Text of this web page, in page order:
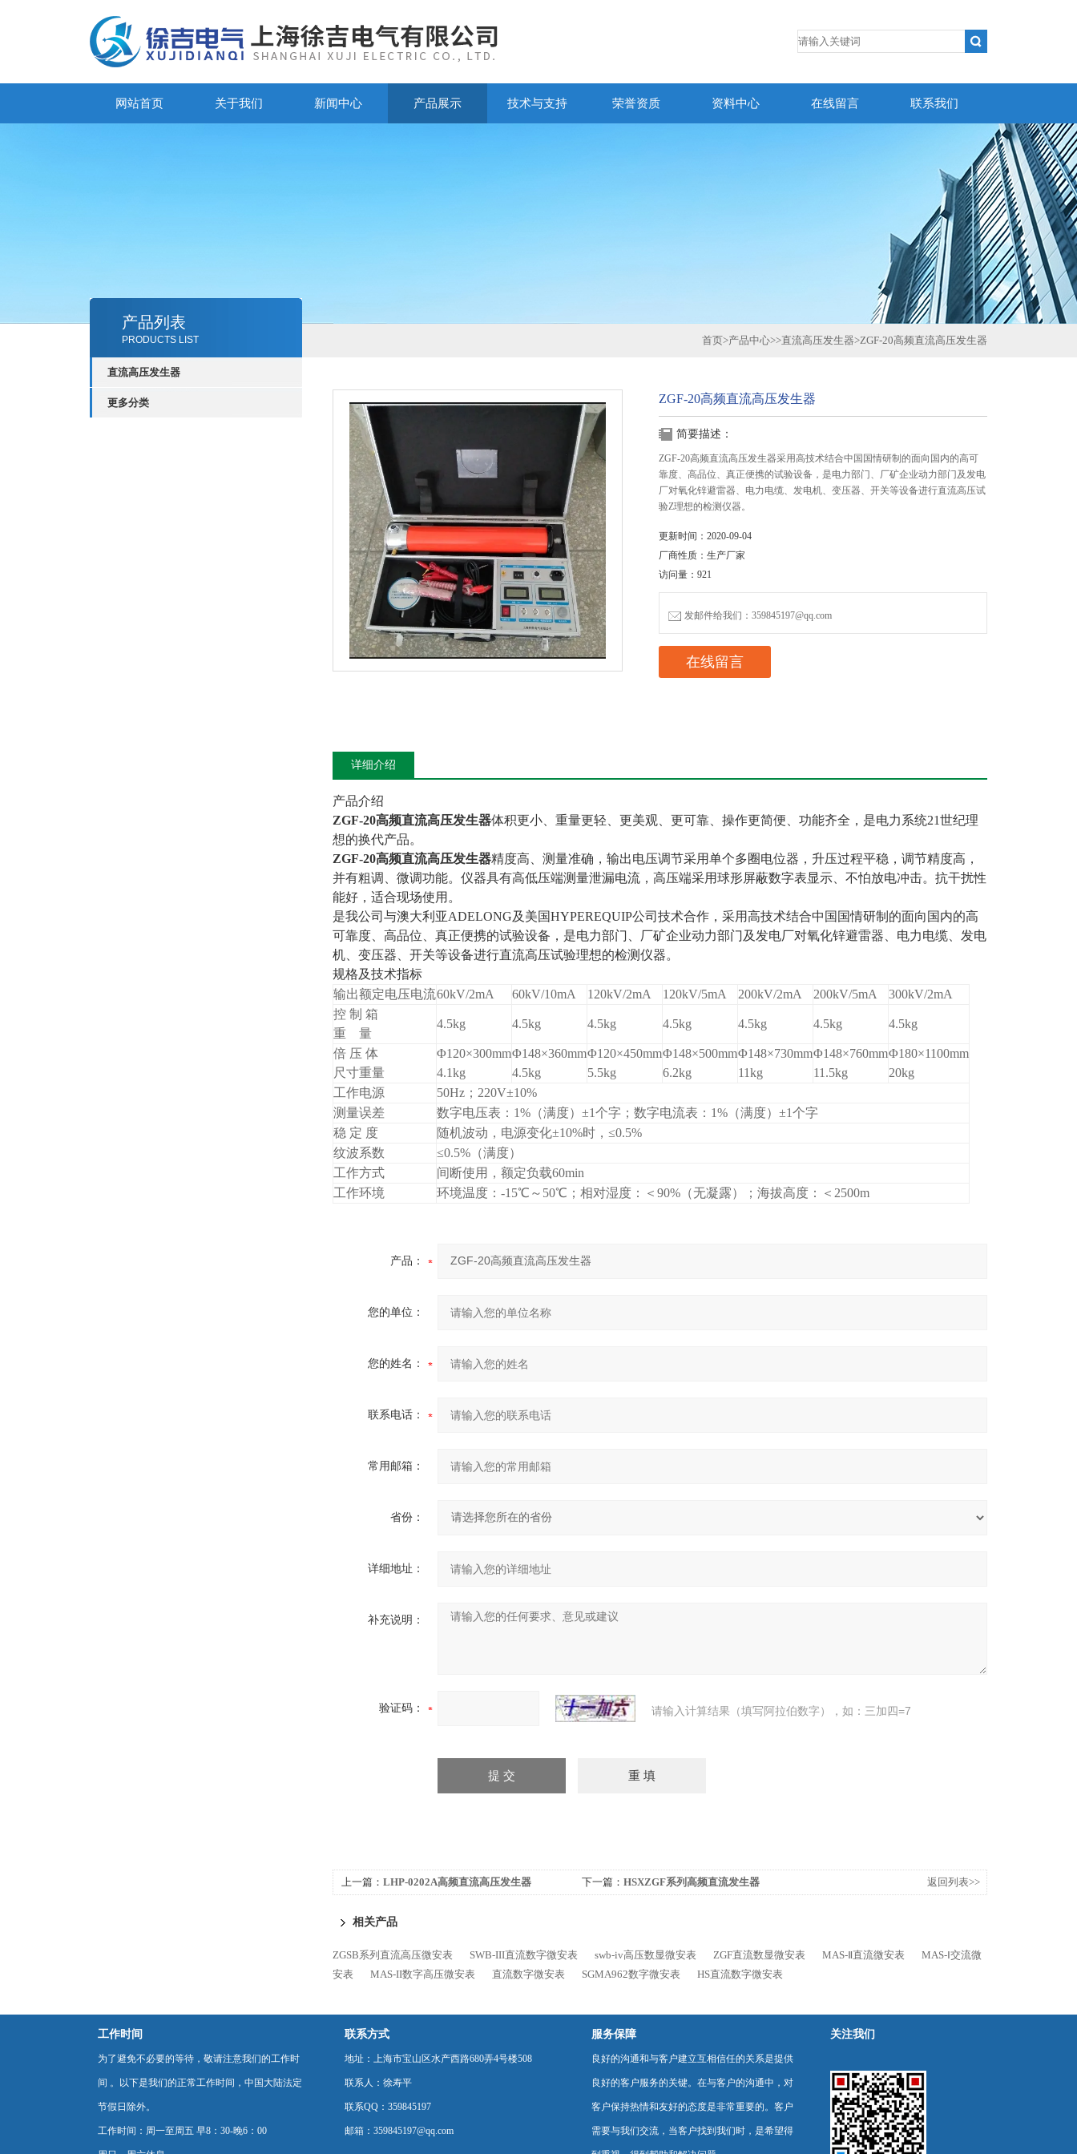
网站首页 关于我们 新闻中心 产品展示 技术与支持 荣誉资质 资料中心 在线留言 联系我们
产品列表
PRODUCTS LIST
直流高压发生器
更多分类
首页>产品中心>>直流高压发生器>ZGF-20高频直流高压发生器
ZGF-20高频直流高压发生器
简要描述：
ZGF-20高频直流高压发生器采用高技术结合中国国情研制的面向国内的高可
靠度、高品位、真正便携的试验设备，是电力部门、厂矿企业动力部门及发电
厂对氧化锌避雷器、电力电缆、发电机、变压器、开关等设备进行直流高压试
验Z理想的检测仪器。
更新时间：2020-09-04
厂商性质：生产厂家
访问量：921
发邮件给我们：359845197@qq.com
在线留言
详细介绍
产品介绍
ZGF-20高频直流高压发生器体积更小、重量更轻、更美观、更可靠、操作更简便、功能齐全，是电力系统21世纪理
想的换代产品。
ZGF-20高频直流高压发生器精度高、测量准确，输出电压调节采用单个多圈电位器，升压过程平稳，调节精度高，
并有粗调、微调功能。仪器具有高低压端测量泄漏电流，高压端采用球形屏蔽数字表显示、不怕放电冲击。抗干扰性
能好，适合现场使用。
是我公司与澳大利亚ADELONG及美国HYPEREQUIP公司技术合作，采用高技术结合中国国情研制的面向国内的高
可靠度、高品位、真正便携的试验设备，是电力部门、厂矿企业动力部门及发电厂对氧化锌避雷器、电力电缆、发电
机、变压器、开关等设备进行直流高压试验理想的检测仪器。
规格及技术指标
输出额定电压电流60kV/2mA 60kV/10mA 120kV/2mA 120kV/5mA 200kV/2mA 200kV/5mA
300kV/2mA
控 制 箱
重 量
4.5kg 4.5kg 4.5kg 4.5kg 4.5kg 4.5kg 4.5kg
倍 压 体
尺寸重量
Φ120×300mm
4.1kg
Φ148×360mm
4.5kg
Φ120×450mm
5.5kg
Φ148×500mm
6.2kg
Φ148×730mm
11kg
Φ148×760mm
11.5kg
Φ180×1100mm
20kg
工作电源
50Hz；220V±10%
测量误差
数字电压表：1%（满度）±1个字；数字电流表：1%（满度）±1个字
稳 定 度
随机波动，电源变化±10%时，≤0.5%
纹波系数
≤0.5%（满度）
工作方式
间断使用，额定负载60min
工作环境
环境温度：-15℃～50℃；相对湿度：＜90%（无凝露）；海拔高度：＜2500m
产品：
您的单位：
您的姓名：
联系电话：
常用邮箱：
省份：
详细地址：
补充说明：
验证码： 请输入计算结果（填写阿拉伯数字），如：三加四=7
上一篇： LHP-0202A高频直流高压发生器 下一篇： HSXZGF系列高频直流发生器 返回列表>>
相关产品
ZGSB系列直流高压微安表 SWB-III直流数字微安表 swb-iv高压数显微安表 ZGF直流数显微安表 MAS-Ⅱ直流微安表
MAS-Ⅰ交流微
安表
MAS-II数字高压微安表 直流数字微安表 SGMA962数字微安表 HS直流数字微安表
工作时间
为了避免不必要的等待，敬请注意我们的工作时
间 。以下是我们的正常工作时间，中国大陆法定
节假日除外。
工作时间：周一至周五 早8：30-晚6：00
联系方式
地址：上海市宝山区水产西路680弄4号楼508
联系人：徐寿平
联系QQ：359845197
邮箱：359845197@qq.com
服务保障
良好的沟通和与客户建立互相信任的关系是提供
良好的客户服务的关键。在与客户的沟通中，对
客户保持热情和友好的态度是非常重要的。客户
需要与我们交流，当客户找到我们时，是希望得
关注我们